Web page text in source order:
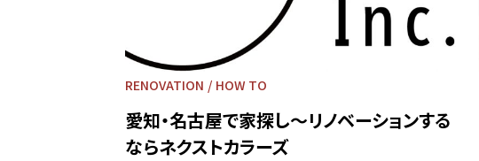
RENOVATION HOW TO
愛知・名古屋で家探し～リノベーションする
ならネクストカラーズ